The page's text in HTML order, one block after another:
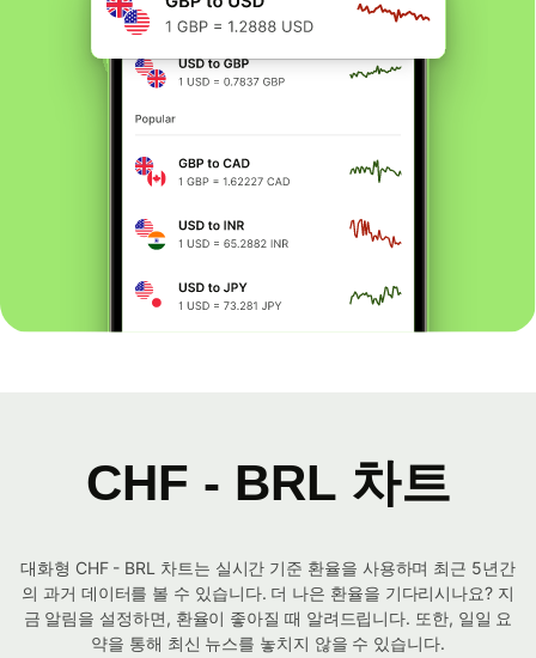
CHF - BRL 차트
대화형 CHF - BRL 차트는 실시간 기준 환율을 사용하며 최근 5년간
의 과거 데이터를 볼 수 있습니다. 더 나은 환율을 기다리시나요? 지
금 알림을 설정하면, 환율이 좋아질 때 알려드립니다. 또한, 일일 요
약을 통해 최신 뉴스를 놓치지 않을 수 있습니다.